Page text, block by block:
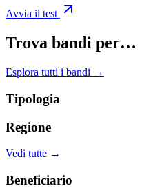
Avvia il test
Trova bandi per…
Esplora tutti i bandi →
Tipologia
Regione
Vedi tutte →
Beneficiario